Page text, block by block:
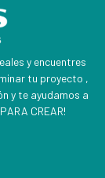
y encuentres
tu proyecto ,
y te ayudamos a
CREAR!